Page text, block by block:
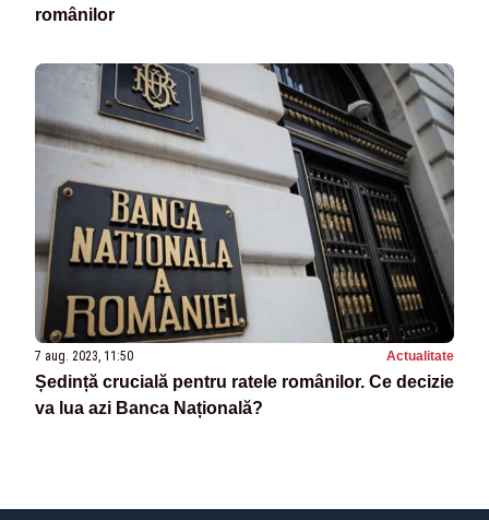
românilor
7 aug. 2023, 11:50 Actualitate
Ședință crucială pentru ratele românilor. Ce decizie
va lua azi Banca Națională?